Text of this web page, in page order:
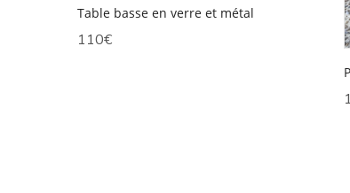
Table basse en verre et métal
110€